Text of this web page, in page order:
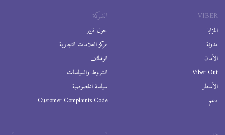
VIBER
المزايا
مدونة
الأمان
Viber Out
الأسعار
دعم
الشركة
حول فايبر
مركز العلامات التجارية
الوظائف
الشروط والسياسات
سياسة الخصوصية
Customer Complaints Code